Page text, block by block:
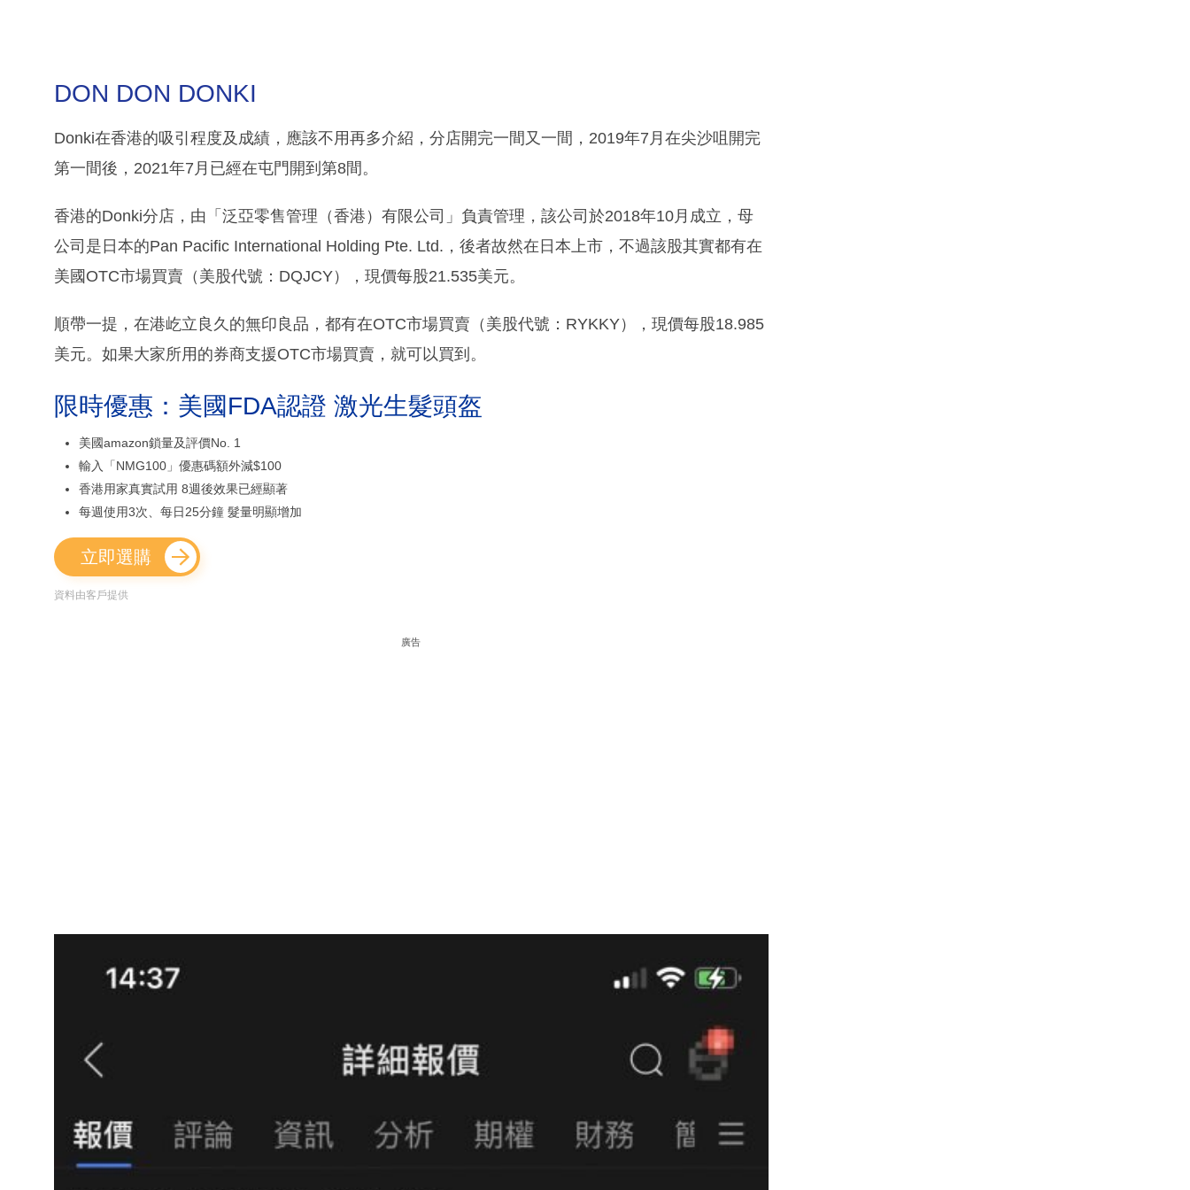
DON DON DONKI
Donki在香港的吸引程度及成績，應該不用再多介紹，分店開完一間又一間，2019年7月在尖沙咀開完
第一間後，2021年7月已經在屯門開到第8間。
香港的Donki分店，由「泛亞零售管理（香港）有限公司」負責管理，該公司於2018年10月成立，母
公司是日本的Pan Pacific International Holding Pte. Ltd.，後者故然在日本上市，不過該股其實都有在
美國OTC市場買賣（美股代號：DQJCY），現價每股21.535美元。
順帶一提，在港屹立良久的無印良品，都有在OTC市場買賣（美股代號：RYKKY），現價每股18.985
美元。如果大家所用的券商支援OTC市場買賣，就可以買到。
限時優惠：美國FDA認證 激光生髮頭盔
美國amazon鎖量及評價No. 1
輸入「NMG100」優惠碼額外減$100
香港用家真實試用 8週後效果已經顯著
每週使用3次、每日25分鐘 髮量明顯增加
立即選購
資料由客戶提供
廣告